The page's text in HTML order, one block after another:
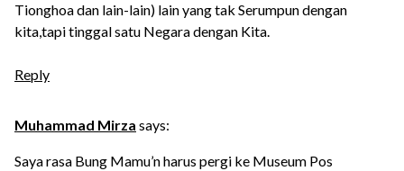
Tionghoa dan lain-lain) lain yang tak Serumpun dengan
kita,tapi tinggal satu Negara dengan Kita.
Reply
Muhammad Mirza says:
Saya rasa Bung Mamu’n harus pergi ke Museum Pos